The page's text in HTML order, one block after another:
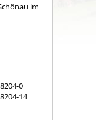
im
0
14